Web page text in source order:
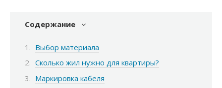
Содержание
Выбор материала
Сколько жил нужно для квартиры?
Маркировка кабеля